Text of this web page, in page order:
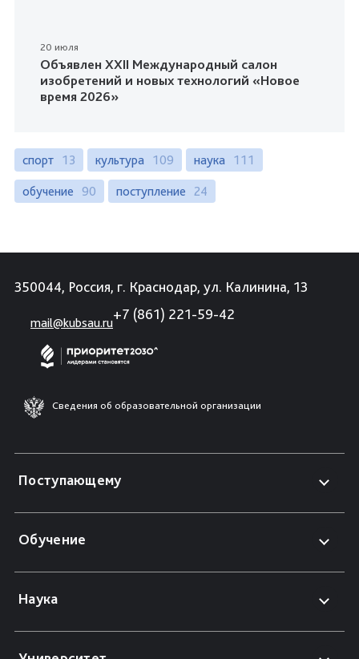
20 июля
Объявлен XXII Международный салон
изобретений и новых технологий «Новое
время 2026»
спорт 13 культура 109 наука 111
обучение 90 поступление 24
350044, Россия, г. Краснодар, ул. Калинина, 13
mail@kubsau.ru
+7 (861) 221-59-42
Сведения об образовательной организации
Поступающему
Обучение
Наука